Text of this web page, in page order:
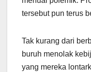
tersebut pun terus
Tak kurang dari
buruh menolak
yang mereka